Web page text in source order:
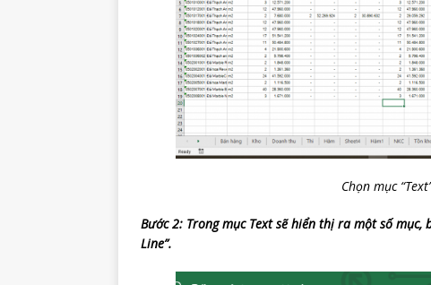
Chọn mục
Bước 2: Trong mục Text sẽ hiển thị ra một số mục,
Line”.